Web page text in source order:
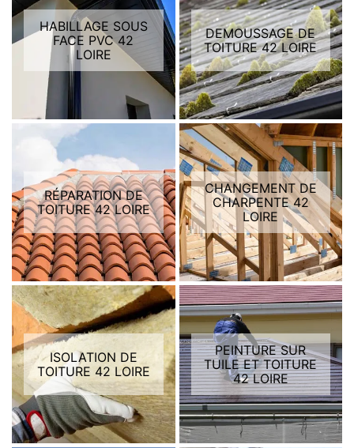
HABILLAGE SOUS
FACE PVC 42
LOIRE
DEMOUSSAGE DE
TOITURE 42 LOIRE
RÉPARATION DE
TOITURE 42 LOIRE
CHANGEMENT DE
CHARPENTE 42
LOIRE
ISOLATION DE
TOITURE 42 LOIRE
PEINTURE SUR
TUILE ET TOITURE
42 LOIRE